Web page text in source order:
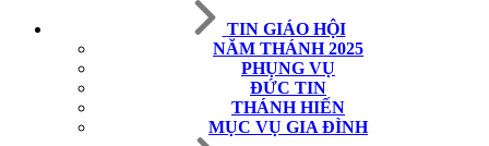
TIN GIÁO HỘI
NĂM THÁNH 2025
PHỤNG VỤ
ĐỨC TIN
THÁNH HIẾN
MỤC VỤ GIA ĐÌNH